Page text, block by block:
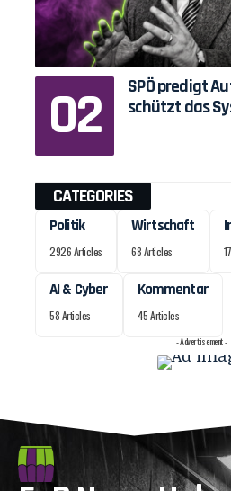
SPÖ predigt
schützt das
CATEGORIES
Politik
2926 Articles
Wirtschaft
68 Articles
AI & Cyber
58 Articles
Kommentar
45 Articles
- Advertisement -